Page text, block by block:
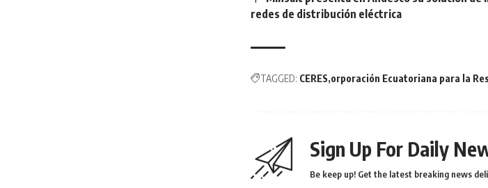
redes de distribución eléctrica
TAGGED: CERES orporación Ecuatoriana para la
Sign Up For Daily
Be keep up! Get the latest breaking news